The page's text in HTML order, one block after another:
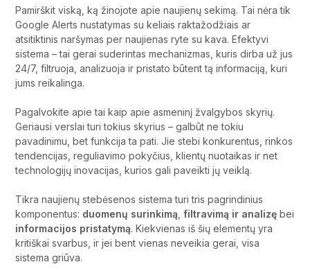
Pamirškit viską, ką žinojote apie naujienų sekimą. Tai nėra tik
Google Alerts nustatymas su keliais raktažodžiais ar
atsitiktinis naršymas per naujienas ryte su kava. Efektyvi
sistema – tai gerai suderintas mechanizmas, kuris dirba už jus
24/7, filtruoja, analizuoja ir pristato būtent tą informaciją, kuri
jums reikalinga.
Pagalvokite apie tai kaip apie asmeninį žvalgybos skyrių.
Geriausi verslai turi tokius skyrius – galbūt ne tokiu
pavadinimu, bet funkcija ta pati. Jie stebi konkurentus, rinkos
tendencijas, reguliavimo pokyčius, klientų nuotaikas ir net
technologijų inovacijas, kurios gali paveikti jų veiklą.
Tikra naujienų stebėsenos sistema turi tris pagrindinius
komponentus: duomenų surinkimą ,filtravimą ir analizę bei
informacijos pristatymą. Kiekvienas iš šių elementų yra
kritiškai svarbus, ir jei bent vienas neveikia gerai, visa
sistema griūva.